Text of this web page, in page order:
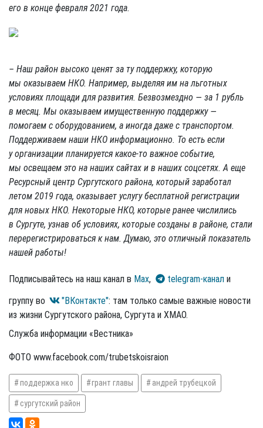
его в конце февраля 2021 года.
– Наш район высоко ценят за ту поддержку, которую
мы оказываем НКО. Например, выделяя им на льготных
условиях площади для развития. Безвозмездно — за 1 рубль
в месяц. Мы оказываем имущественную поддержку —
помогаем с оборудованием, а иногда даже с транспортом.
Поддерживаем наши НКО информационно. То есть если
у организации планируется какое-то важное событие,
мы освещаем это на наших сайтах и в наших соцсетях. А еще
Ресурсный центр Сургутского района, который заработал
летом 2019 года, оказывает услугу бесплатной регистрации
для новых НКО. Некоторые НКО, которые ранее числились
в Сургуте, узнав об условиях, которые созданы в районе, стали
перерегистрироваться к нам. Думаю, это отличный показатель
нашей работы!
Подписывайтесь на наш канал в Max, telegram-канал и
группу во
"ВКонтакте": там только самые важные новости
из жизни Сургутского района, Сургута и ХМАО.
Служба информации «Вестника»
ФОТО www.facebook.com/trubetskoisraion
поддержка нко грант главы андрей трубецкой
сургутский район